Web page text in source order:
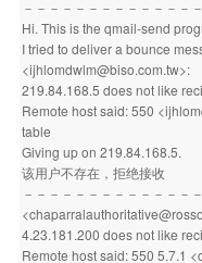
－－－－－－－－－－－－－
Hi. This is the qmail-send
I tried to deliver a bounce
<ijhlomdwlm@biso.com.tw>:
219.84.168.5 does not like
Remote host said: 550
table
Giving up on 219.84.168.5.
该用户不存在，拒绝接收
－－－－－－－－－－－－－
4.23.181.200 does not like
Remote host said: 550 5.7.1